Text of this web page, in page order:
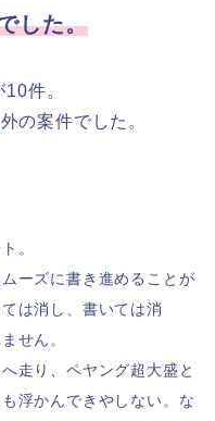
した。
件。
の案件でした。
。
ーズに書き進めることが
は消し、書いては消
せん。
走り、ペヤング超大盛と
浮かんできやしない。な